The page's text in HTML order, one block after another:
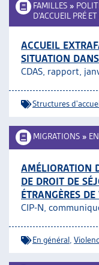
FAMILLES »
D’ACCUEIL PRÉ
ACCUEIL
SITUATION
CDAS, rapport,
Structures
MIGRATIONS »
AMÉLIORATION
DE DROIT DE
ÉTRANGÈRES
CIP-N,
En général